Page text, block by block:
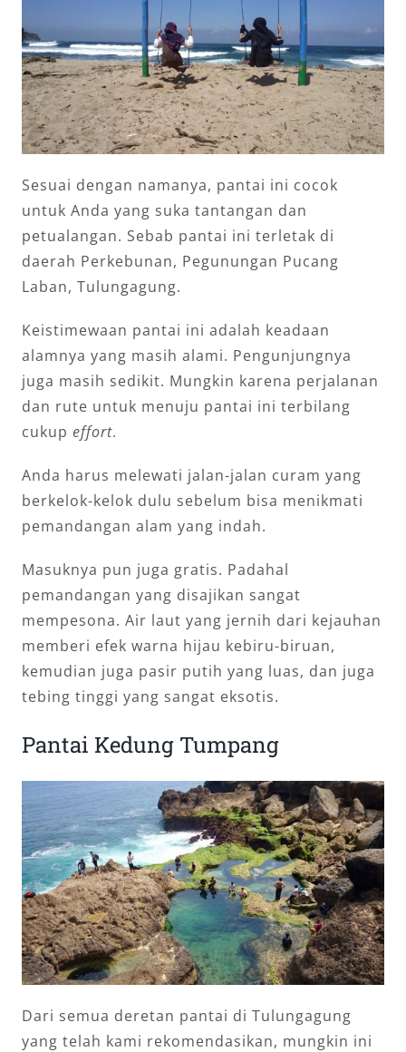
Sesuai dengan namanya, pantai ini cocok
untuk Anda yang suka tantangan dan
petualangan. Sebab pantai ini terletak di
daerah Perkebunan, Pegunungan Pucang
Laban, Tulungagung.
Keistimewaan pantai ini adalah keadaan
alamnya yang masih alami. Pengunjungnya
juga masih sedikit. Mungkin karena perjalanan
dan rute untuk menuju pantai ini terbilang
cukup effort.
Anda harus melewati jalan-jalan curam yang
berkelok-kelok dulu sebelum bisa menikmati
pemandangan alam yang indah.
Masuknya pun juga gratis. Padahal
pemandangan yang disajikan sangat
mempesona. Air laut yang jernih dari kejauhan
memberi efek warna hijau kebiru-biruan,
kemudian juga pasir putih yang luas, dan juga
tebing tinggi yang sangat eksotis.
Pantai Kedung Tumpang
Dari semua deretan pantai di Tulungagung
yang telah kami rekomendasikan, mungkin ini